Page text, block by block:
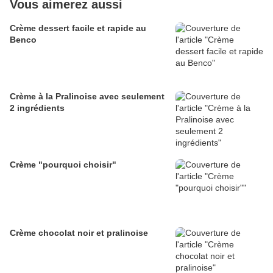
Vous aimerez aussi
Crème dessert facile et rapide au
Benco
Crème à la Pralinoise avec seulement
2 ingrédients
Crème "pourquoi choisir"
Crème chocolat noir et pralinoise